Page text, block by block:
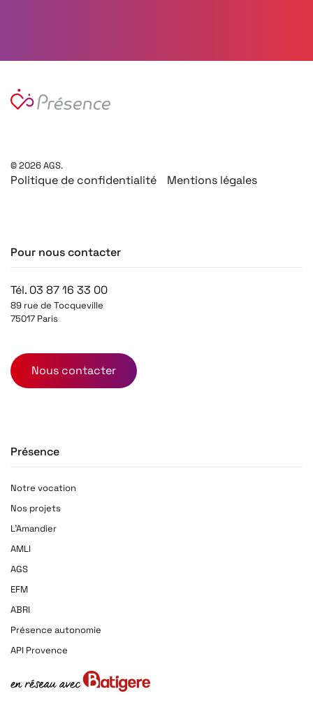
©2026AGS.
Politique de confidentialité Mentions légales
Pour nous contacter
Tél. 03 87 16 33 00
89 rue de Tocqueville
75017 Paris
Nous contacter
Présence
Notre vocation
Nos projets
L'Amandier
AMLI
AGS
EFM
ABRI
Présence autonomie
API Provence